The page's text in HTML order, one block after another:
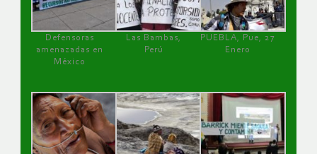
Defensoras
amenazadas en
México
Las Bambas,
Perú
PUEBLA, Pue, 27
Enero